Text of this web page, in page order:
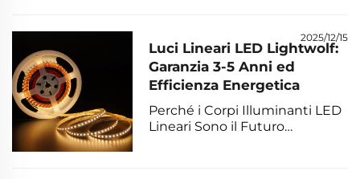
per strip LED nel migliorare il
comfort visivo Scegliere i giusti
profili per strip LED fa tutta la
differenza quando si allestisce
un cinema domestico
accogliente in cui le luci non ...
2025/12/15
Luci Lineari LED Lightwolf:
Garanzia 3-5 Anni ed
Efficienza Energetica
Perché i Corpi Illuminanti LED
Lineari Sono il Futuro